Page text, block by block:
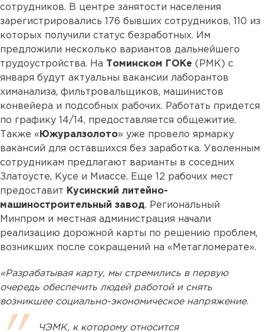
сотрудников. В центре занятости населения
зарегистрировались 176 бывших сотрудников, 110 из
которых получили статус безработных. Им
предложили несколько вариантов дальнейшего
трудоустройства. На Томинском ГОКе (РМК) с
января будут актуальны вакансии лаборантов
химанализа, фильтровальщиков, машинистов
конвейера и подсобных рабочих. Работать придется
по графику 14/14, предоставляется общежитие.
Также « Южуралзолото» уже провело ярмарку
вакансий для оставшихся без заработка. Уволенным
сотрудникам предлагают варианты в соседних
Златоусте, Кусе и Миассе. Еще 12 рабочих мест
предоставит Кусинский литейно-
машиностроительный завод. Региональный
Минпром и местная администрация начали
реализацию дорожной карты по решению проблем,
возникших после сокращений на «Метагломерате».
«Разрабатывая карту, мы стремились в первую
очередь обеспечить людей работой и снять
возникшее социально-экономическое напряжение.
ЧЭМК, к которому относится